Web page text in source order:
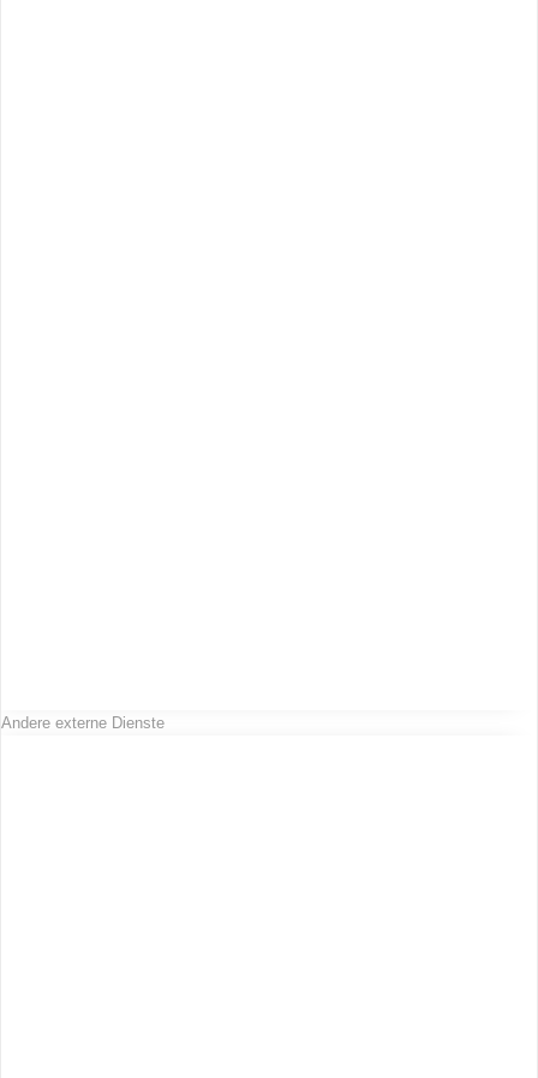
Andere externe Dienste